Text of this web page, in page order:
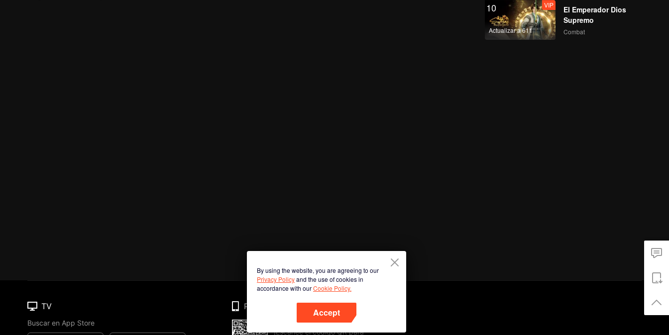
10
Actualizar a 611
VIP
El Emperador Dios
Supremo
Combat
By using the website, you are agreeing to our
Privacy Policyand the use of cookies in
accordance with ourCookie Policy.
Accept
TV
Buscar en App Store
Phone
¡Escanee el código QR para